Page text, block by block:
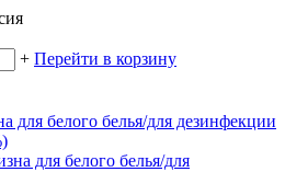
+ Перейти в корзину
для белого белья/для дезинфекции